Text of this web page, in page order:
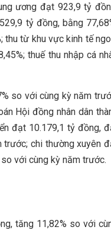
ương đạt 923,9 tỷ
tỷ đồng, bằng
thu từ khu vực kinh tế
thuế thu nhập cá
so với cùng kỳ năm
Hội đồng nhân dân
đạt 10.179,1 tỷ đồng,
trước; chi thường xuyên
với cùng kỳ năm trước.
tăng 11,82% so với